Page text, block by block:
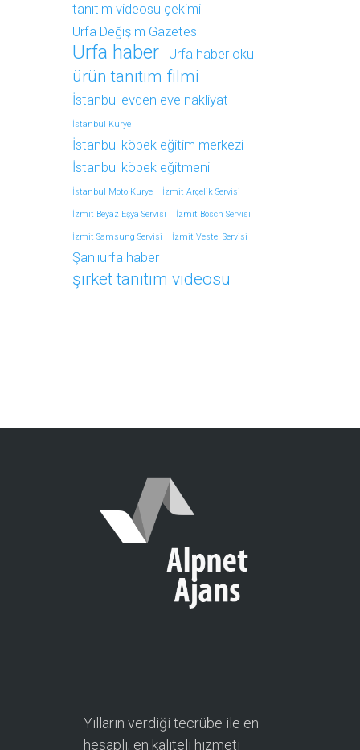
tanıtım videosu çekimi
Urfa Değişim Gazetesi
Urfa haber Urfa haber oku
ürün tanıtım filmi
İstanbul evden eve nakliyat
İstanbul Kurye
İstanbul köpek eğitim merkezi
İstanbul köpek eğitmeni
İstanbul Moto Kurye İzmit Arçelik Servisi
İzmit Beyaz Eşya Servisi İzmit Bosch Servisi
İzmit Samsung Servisi İzmit Vestel Servisi
Şanlıurfa haber
şirket tanıtım videosu
Yılların verdiği tecrübe ile en
hesaplı, en kaliteli hizmeti